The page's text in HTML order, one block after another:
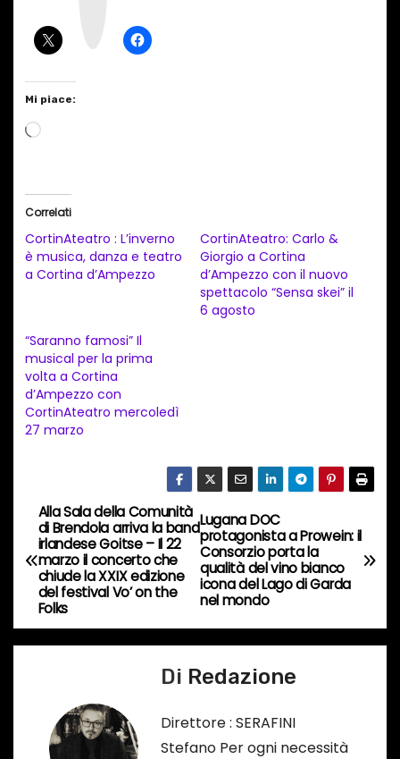
Mi piace:
C
a
m
t
o
i
n
r
s
o
…
Correlati
CortinAteatro : L’inverno
è musica, danza e teatro
a Cortina d’Ampezzo
CortinAteatro: Carlo &
Giorgio a Cortina
d’Ampezzo con il nuovo
spettacolo “Sensa skei” il
6 agosto
“Saranno famosi” Il
musical per la prima
volta a Cortina
d’Ampezzo con
CortinAteatro mercoledì
27 marzo
N
a
v
i
Lugana DOC
protagonista a Prowein: il
Consorzio porta la
qualità del vino bianco
icona del Lago di Garda
nel mondo
Alla Sala della Comunità
di Brendola arriva la band
irlandese Goitse – Il 22
marzo il concerto che
chiude la XXIX edizione
del festival Vo’ on the
Folks
Di Redazione
Direttore : SERAFINI
Stefano Per ogni necessità